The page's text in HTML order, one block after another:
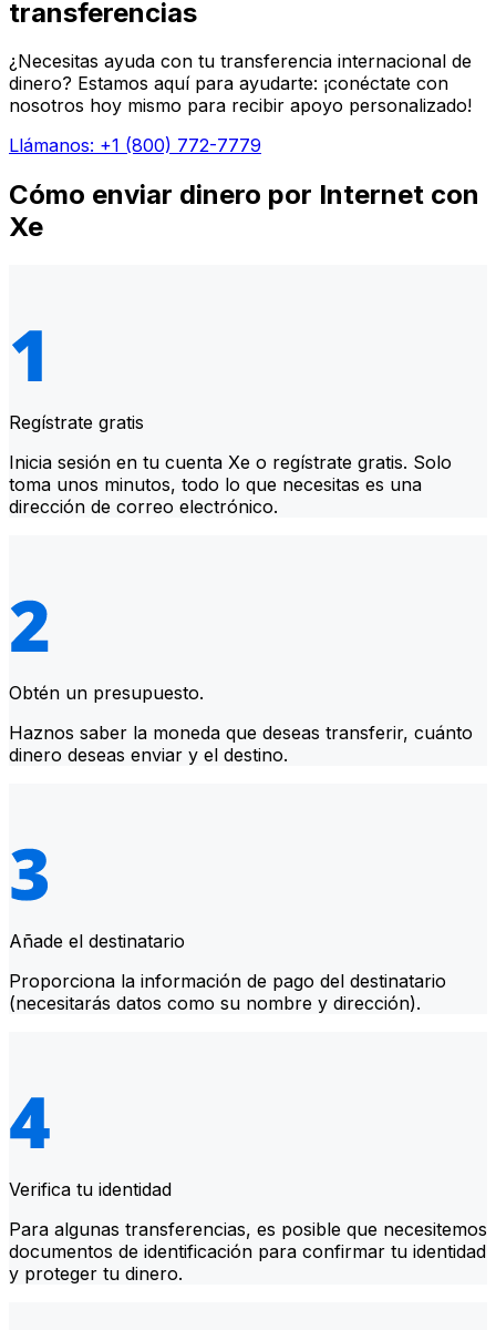
transferencias
¿Necesitas ayuda con tu transferencia internacional de
dinero? Estamos aquí para ayudarte: ¡conéctate con
nosotros hoy mismo para recibir apoyo personalizado!
Llámanos: +1 (800) 772-7779
Cómo enviar dinero por Internet con
Xe
Regístrate gratis
Inicia sesión en tu cuenta Xe o regístrate gratis. Solo
toma unos minutos, todo lo que necesitas es una
dirección de correo electrónico.
Obtén un presupuesto.
Haznos saber la moneda que deseas transferir, cuánto
dinero deseas enviar y el destino.
Añade el destinatario
Proporciona la información de pago del destinatario
(necesitarás datos como su nombre y dirección).
Verifica tu identidad
Para algunas transferencias, es posible que necesitemos
documentos de identificación para confirmar tu identidad
y proteger tu dinero.